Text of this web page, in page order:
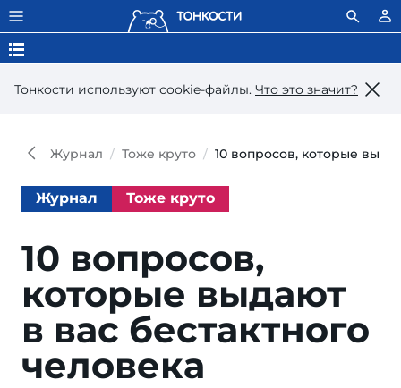
Тонкости используют сookie-файлы. Что это значит?
Журнал Тоже круто 10 вопросов, которые
Журнал Тоже круто
10 вопросов,
которые выдают
в вас бестактного
человека